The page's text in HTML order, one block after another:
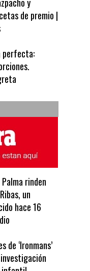
de premio |
rinden
hace 16